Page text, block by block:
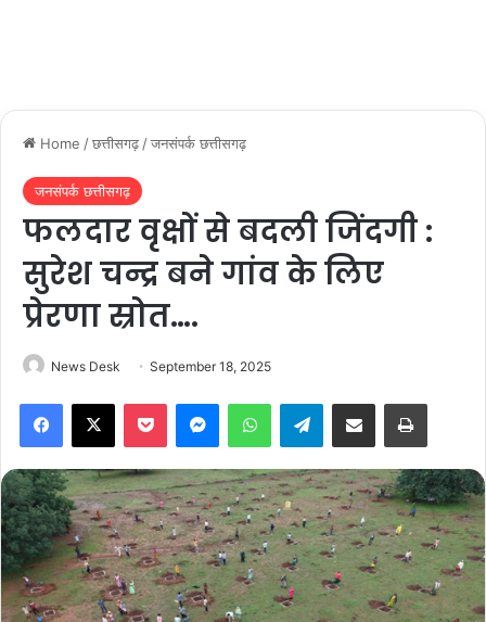
Home /छत्तीसगढ़ /जनसंपर्क छत्तीसगढ़
जनसंपर्क छत्तीसगढ़
फलदार वृक्षों से बदली जिंदगी :
सुरेश चन्द्र बने गांव के लिए
प्रेरणा स्रोत….
News Desk September 18, 2025
Telegram